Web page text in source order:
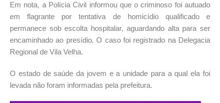
Em nota, a Polícia Civil informou que o criminoso foi autuado
em flagrante por tentativa de homicídio qualificado e
permanece sob escolta hospitalar, aguardando alta para ser
encaminhado ao presídio. O caso foi registrado na Delegacia
Regional de Vila Velha.
O estado de saúde da jovem e a unidade para a qual ela foi
levada não foram informadas pela prefeitura.